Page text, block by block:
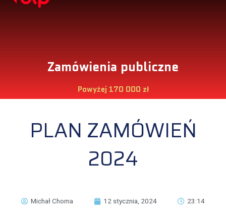
Zamówienia publiczne
Powyżej 170 000 zł
PLAN ZAMÓWIEŃ
2024
Michał Choma 12 stycznia, 2024 23:14